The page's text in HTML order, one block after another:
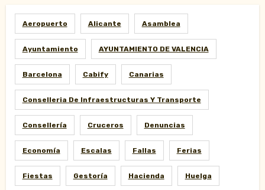
Aeropuerto Alicante Asamblea
Ayuntamiento AYUNTAMIENTO DE VALENCIA
Barcelona Cabify Canarias
Conselleria De Infraestructuras Y Transporte
Consellería Cruceros Denuncias
Economía Escalas Fallas Ferias
Fiestas Gestoría Hacienda Huelga